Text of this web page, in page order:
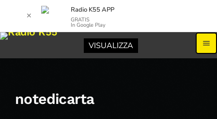
menu
notedicarta
✕
Radio K55 APP
GRATIS
In Google Play
VISUALIZZA